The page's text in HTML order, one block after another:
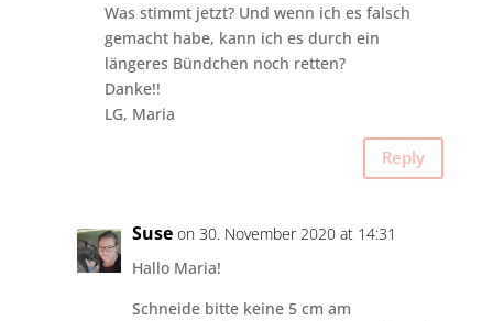
Was stimmt jetzt? Und wenn ich es falsch
gemacht habe, kann ich es durch ein
längeres Bündchen noch retten?
Danke!!
LG, Maria
Reply
Suse on 30. November 2020 at 14:31
Hallo Maria!
Schneide bitte keine 5 cm am